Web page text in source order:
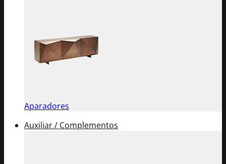
Aparadores
Auxiliar / Complementos